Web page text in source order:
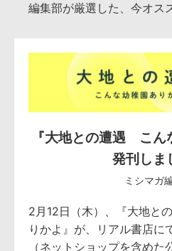
編集部が厳選した、今オス
『大地との遭遇 こん
発刊しま
ミシマガ
2月12日（木）、『大地と
りかよ』が、リアル書店に
（ネットショップを含め